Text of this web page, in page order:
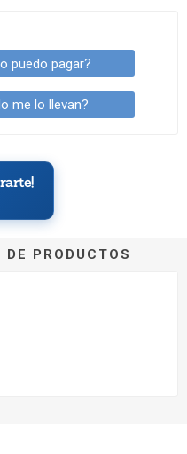
puedo pagar?
me lo llevan?
PRODUCTOS